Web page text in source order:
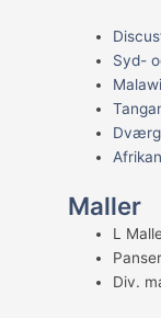
Syd-
Maller
L
Div.